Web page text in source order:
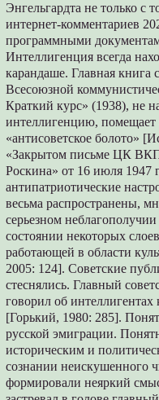
Энгельгардта не только с
интернет-комментариев
программными
Интеллигенция всегда
карандаше. Главная книга
Всесоюзной
Краткий курс» (1938), не
интеллигенцию, помещает
«антисоветское болото»
«Закрытом письме ЦК
Роскина» от 16 июля 1947
антипатриотические
весьма распространены,
серьезном
состоянии некоторых
работающей в области
2005: 124]. Советские
стеснялись. Главный
говорил об интеллигентах
[Горький, 1980: 285].
русской эмиграции.
историческим и
сознании неискушенного
формировали неяркий